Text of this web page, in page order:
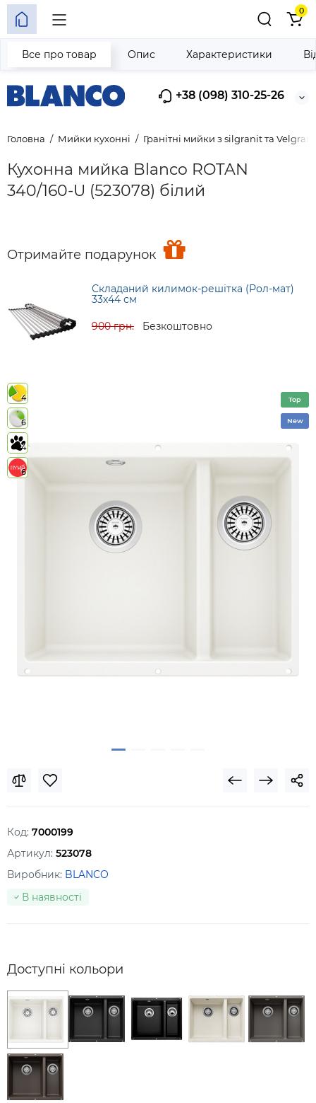
+38 (098) 310-25-26
0
Головна Мийки кухонні Гранітні мийки з silgranit та
Кухонна мийка Blanco ROTAN
340/160-U (523078) білий
Отримайте подарунок
Складаний килимок-решітка (Рол-мат)
33х44 см
900 грн. Безкоштовно
Все про товар Опис Характеристики
4
6
4
6
Top
New
Код: 7000199
Артикул: 523078
Виробник: BLANCO
В наявності
Доступні кольори